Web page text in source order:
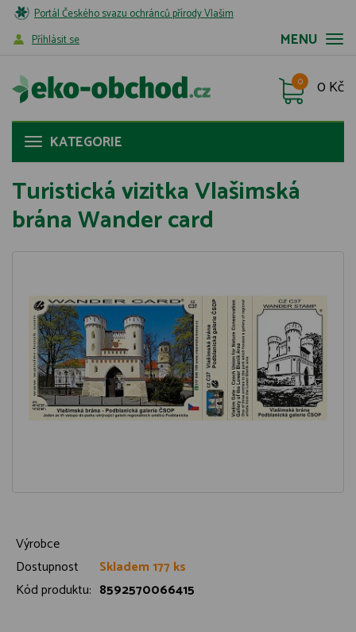
Portál Českého svazu ochránců přírody Vlašim
MENU
Příhlásit se
0 Kč
0
KATEGORIE
Turistická vizitka Vlašimská
brána Wander card
Výrobce
Dostupnost
Skladem 177 ks
Kód produktu: 8592570066415